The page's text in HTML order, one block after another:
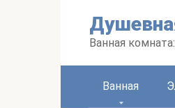
Ванная
Ванная